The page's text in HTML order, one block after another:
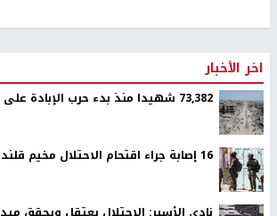
اخر الأخبار
73,382 شهيدا منذ بدء حرب الإبادة على قطاع غزة
16 إصابة جراء اقتحام الاحتلال مخيم قلنديا